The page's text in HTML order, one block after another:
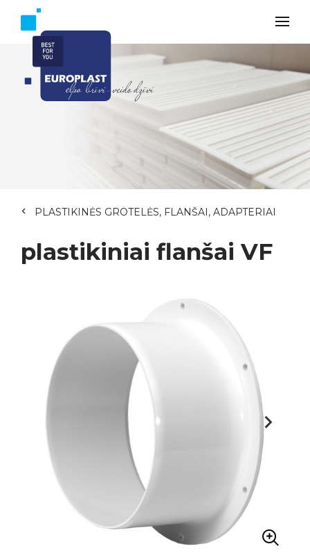
PLASTIKINĖS GROTELĖS, FLANŠAI, ADAPTERIAI
plastikiniai flanšai VF